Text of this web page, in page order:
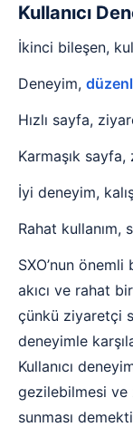
Kullanıcı
İkinci bileşen,
Deneyim,
Hızlı sayfa,
Karmaşık
İyi deneyim,
Rahat kullanım,
SXO’nun
akıcı ve rahat
çünkü ziyaretçi
deneyimle
Kullanıcı
gezilebilmesi
sunması